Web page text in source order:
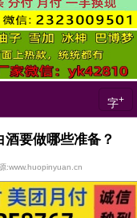
字+
要做哪些准备？